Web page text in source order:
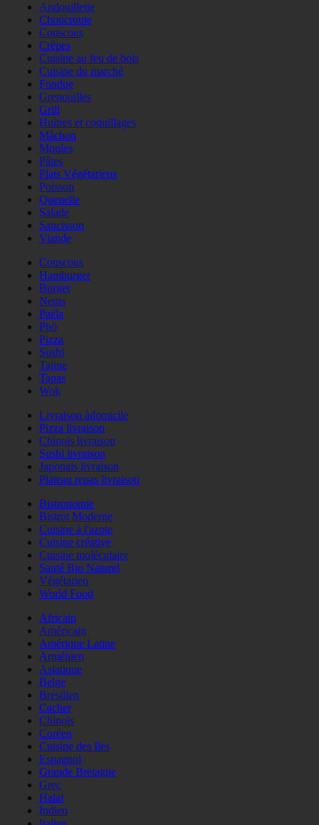
Andouillette
Choucroute
Couscous
Crêpes
Cuisine au feu de bois
Cuisine du marché
Fondue
Grenouilles
Grill
Huitres et coquillages
Mâchon
Moules
Pâtes
Plats Végétariens
Poisson
Quenelle
Salade
Saucisson
Viande
Couscous
Hamburger
Burger
Nems
Paëla
Phö
Pizza
Sushi
Tajine
Tapas
Wok
Livraison àdomicile
Pizza livraison
Chinois livraison
Sushi livraison
Japonais livraison
Plateau repas livraison
Bistronomie
Bistrot Moderne
Cuisine à l'azote
Cuisine créative
Cuisine moléculaire
Santé Bio Naturel
Végétarien
World Food
Africain
Américain
Amérique Latine
Arménien
Asiatique
Belge
Brésilien
Cacher
Chinois
Coréen
Cuisine des Iles
Espagnol
Grande Bretagne
Grec
Halal
Indien